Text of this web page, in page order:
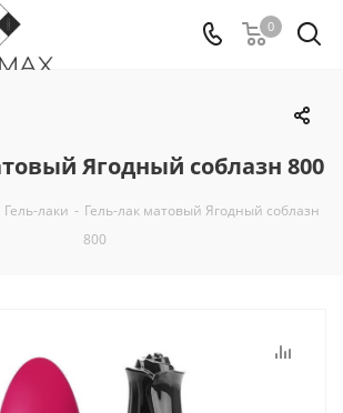
0
Ягодный соблазн 800
Гель-лаки - Гель-лак матовый Ягодный соблазн
800